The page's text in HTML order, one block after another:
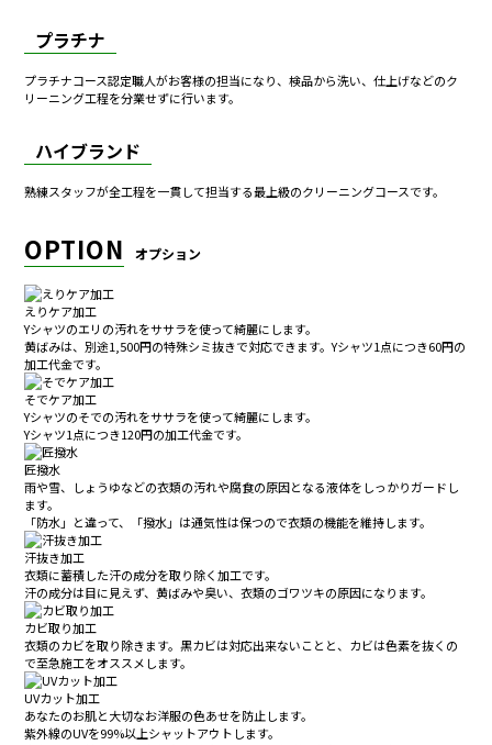
プラチナ
プラチナコース認定職人がお客様の担当になり、検品から洗い、仕上げなどのク
リーニング工程を分業せずに行います。
ハイブランド
熟練スタッフが全工程を一貫して担当する最上級のクリーニングコースです。
OPTION オプション
えりケア加工
Yシャツのエリの汚れをササラを使って綺麗にします。
黄ばみは、別途1,500円の特殊シミ抜きで対応できます。Yシャツ1点につき60円の
加工代金です。
そでケア加工
Yシャツのそでの汚れをササラを使って綺麗にします。
Yシャツ1点につき120円の加工代金です。
匠撥水
雨や雪、しょうゆなどの衣類の汚れや腐食の原因となる液体をしっかりガードし
ます。
「防水」と違って、「撥水」は通気性は保つので衣類の機能を維持します。
汗抜き加工
衣類に蓄積した汗の成分を取り除く加工です。
汗の成分は目に見えず、黄ばみや臭い、衣類のゴワツキの原因になります。
カビ取り加工
衣類のカビを取り除きます。黒カビは対応出来ないことと、カビは色素を抜くの
で至急施工をオススメします。
UVカット加工
あなたのお肌と大切なお洋服の色あせを防止します。
紫外線のUVを99%以上シャットアウトします。